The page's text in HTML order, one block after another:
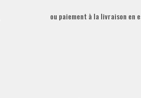
ou paiement à la livraison en